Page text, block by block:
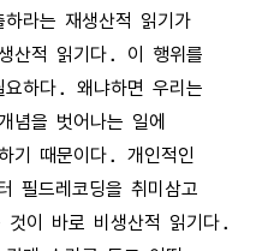
라는 재생산적 읽기가
산적 읽기다. 이 행위를
하다. 왜냐하면 우리는
념을 벗어나는 일에
기 때문이다. 개인적인
필드레코딩을 취미삼고
이 바로 비생산적 읽기다.